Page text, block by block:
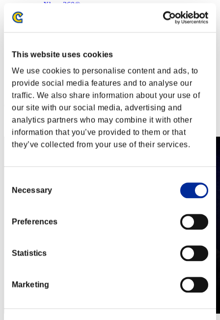
This website uses cookies
We use cookies to personalise content and ads, to
provide social media features and to analyse our
traffic. We also share information about your use of
our site with our social media, advertising and
analytics partners who may combine it with other
information that you’ve provided to them or that
they’ve collected from your use of their services.
Selection
Necessary
Preferences
Statistics
Marketing
Xbox 360®
Portatore di sventure 36
Resident Evil 6
Resident Evil 6
Resident Evil 6
08.08.2024 15:00 - 12.08.2024 15:00
Event overQuesto evento è terminato
Event overQuesto evento è terminato